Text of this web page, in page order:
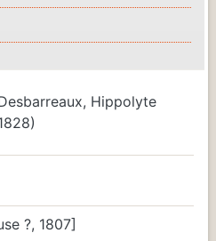
Hippolyte
?, 1807]